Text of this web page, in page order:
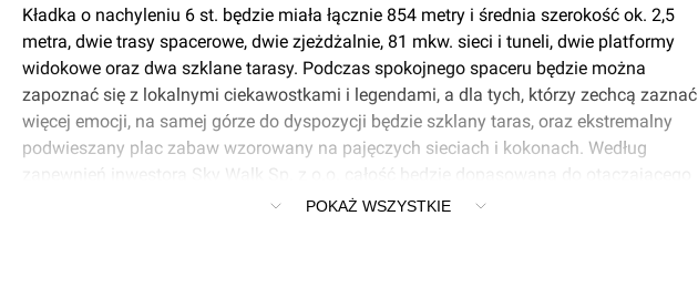
Kładka o nachyleniu 6 st. będzie miała łącznie 854 metry i średnia szerokość ok. 2,5
metra, dwie trasy spacerowe, dwie zjeżdżalnie, 81 mkw. sieci i tuneli, dwie platformy
widokowe oraz dwa szklane tarasy. Podczas spokojnego spaceru będzie można
zapoznać się z lokalnymi ciekawostkami i legendami, a dla tych, którzy zechcą zaznać
więcej emocji, na samej górze do dyspozycji będzie szklany taras, oraz ekstremalny
podwieszany plac zabaw wzorowany na pajęczych sieciach i kokonach. Według
zapewnień inwestora Sky Walk Sp. z o.o. całość będzie dopasowana do otaczającego
krajobrazu tak, aby nie tworzyć dominanty. Zresztą nie będzie takiej potrzeby, ponieważ
POKAŻ WSZYSTKIE